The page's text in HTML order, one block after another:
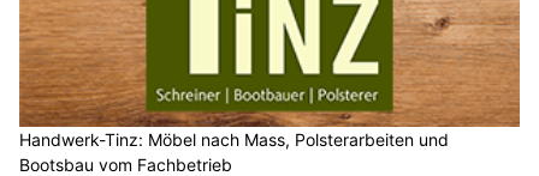
Handwerk-Tinz: Möbel nach Mass, Polsterarbeiten und
Bootsbau vom Fachbetrieb